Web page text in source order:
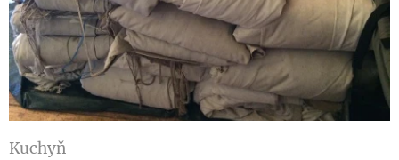
Kuchyň